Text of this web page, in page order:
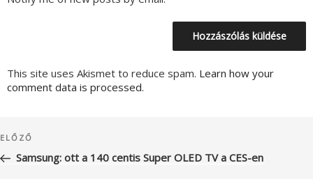
This site uses Akismet to reduce spam. Learn how your
comment data is processed.
navigáció
Korábbi
bejegyzés
ELŐZŐ
Samsung: ott a 140 centis Super OLED TV a CES-en